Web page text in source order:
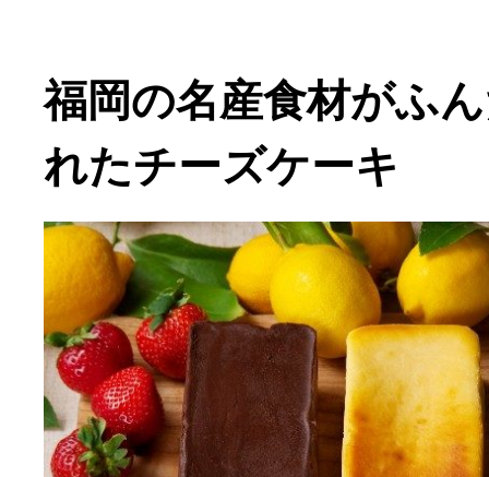
福岡の名産食材がふ
れたチーズケーキ